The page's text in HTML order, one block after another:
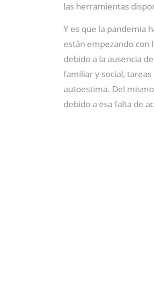
las herramientas
Y es que la pandemia
están empezando con
debido a la ausencia
familiar y social,
autoestima. Del
debido a esa falta de